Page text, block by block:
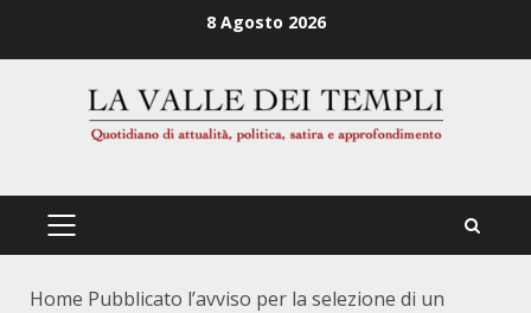
8 Agosto 2026
PRIMÄRES
Home Pubblicato l’avviso per la selezione di un